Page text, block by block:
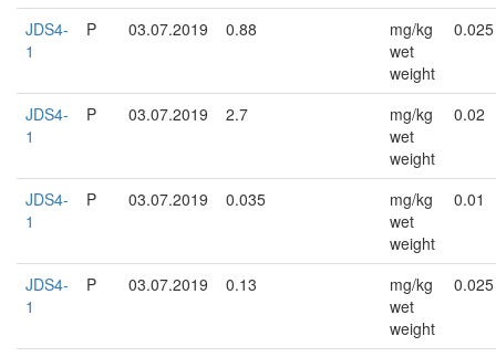
JDS4-
1
P 03.07.2019 0.88
mg/kg
wet
weight
0.025
JDS4-
1
P 03.07.2019 2.7
mg/kg
wet
weight
0.02
JDS4-
1
P 03.07.2019 0.035
mg/kg
wet
weight
0.01
JDS4-
1
P 03.07.2019 0.13
mg/kg
wet
weight
0.025